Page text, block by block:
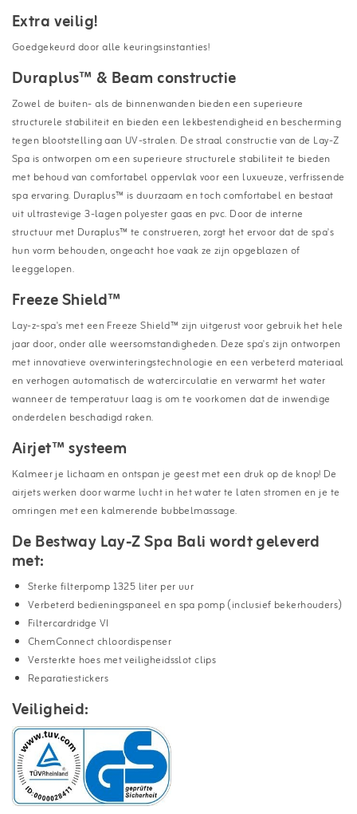
Extra veilig!
Goedgekeurd door alle keuringsinstanties!
Duraplus™ & Beam constructie
Zowel de buiten- als de binnenwanden bieden een superieure
structurele stabiliteit en bieden een lekbestendigheid en bescherming
tegen blootstelling aan UV-stralen. De straal constructie van de Lay-Z
Spa is ontworpen om een superieure structurele stabiliteit te bieden
met behoud van comfortabel oppervlak voor een luxueuze, verfrissende
spa ervaring. Duraplus™ is duurzaam en toch comfortabel en bestaat
uit ultrastevige 3-lagen polyester gaas en pvc. Door de interne
structuur met Duraplus™ te construeren, zorgt het ervoor dat de spa's
hun vorm behouden, ongeacht hoe vaak ze zijn opgeblazen of
leeggelopen.
Freeze Shield™
Lay-z-spa's met een Freeze Shield™ zijn uitgerust voor gebruik het hele
jaar door, onder alle weersomstandigheden. Deze spa's zijn ontworpen
met innovatieve overwinteringstechnologie en een verbeterd materiaal
en verhogen automatisch de watercirculatie en verwarmt het water
wanneer de temperatuur laag is om te voorkomen dat de inwendige
onderdelen beschadigd raken.
Airjet™systeem
Kalmeer je lichaam en ontspan je geest met een druk op de knop! De
airjets werken door warme lucht in het water te laten stromen en je te
omringen met een kalmerende bubbelmassage.
De Bestway Lay-Z Spa Bali wordt geleverd
met:
Sterke filterpomp 1325 liter per uur
Verbeterd bedieningspaneel en spa pomp (inclusief bekerhouders)
Filtercardridge VI
ChemConnect chloordispenser
Versterkte hoes met veiligheidsslot clips
Reparatiestickers
Veiligheid: